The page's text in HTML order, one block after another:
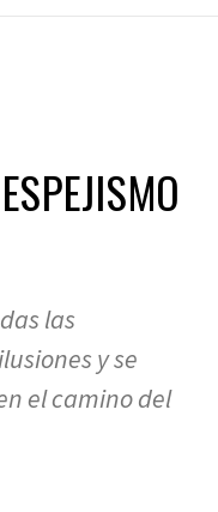
las
y se
el camino del